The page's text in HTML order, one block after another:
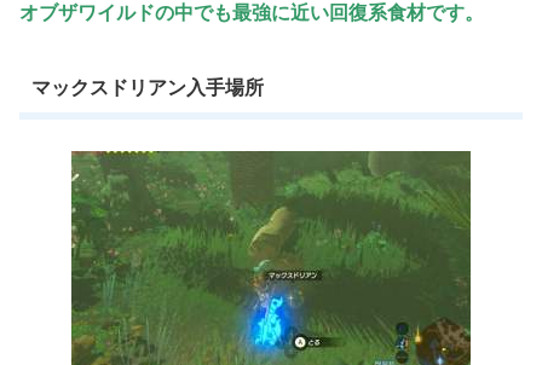
オブザワイルドの中でも最強に近い回復系食材です。
マックスドリアン入手場所